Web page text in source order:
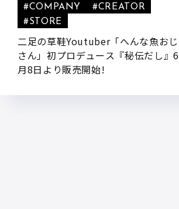
二足の草鞋Youtuber「へんな魚おじ
さん」初プロデュース『秘伝だし』6
月8日より販売開始!
#COMPANY
#CREATOR
#STORE